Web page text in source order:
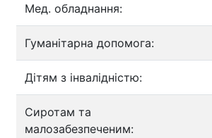
Мед. обладнання:
Гуманітарна допомога:
Дітям з інвалідністю:
Сиротам та
малозабезпеченим: